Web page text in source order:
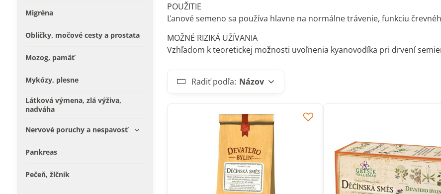
POUŽITIE
Ľanové semeno sa používa hlavne na normálne trávenie, funkciu
MOŽNÉ RIZIKÁ UŽÍVANIA
Vzhľadom k teoretickej možnosti uvoľnenia kyanovodíka pri drvení
Radiť podľa: Názov
Migréna
Obličky, močové cesty a prostata
Mozog, pamäť
Mykózy, plesne
Látková výmena, zlá výživa,
nadváha
Nervové poruchy a nespavosť
Pankreas
Pečeň, žlčník